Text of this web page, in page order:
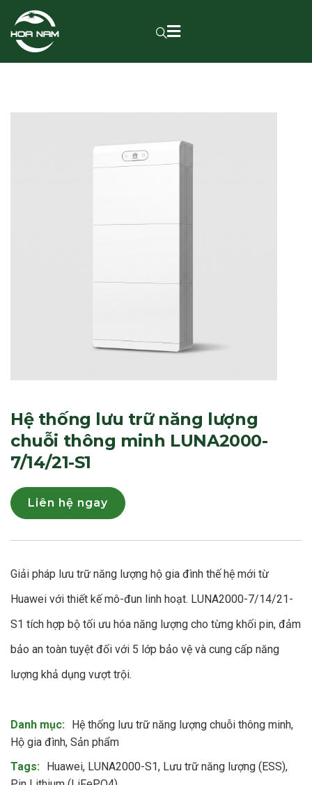
Hệ thống lưu trữ năng lượng
chuỗi thông minh LUNA2000-
7/14/21-S1
Liên hệ ngay
Giải pháp lưu trữ năng lượng hộ gia đình thế hệ mới từ
Huawei với thiết kế mô-đun linh hoạt. LUNA2000-7/14/21-
S1 tích hợp bộ tối ưu hóa năng lượng cho từng khối pin, đảm
bảo an toàn tuyệt đối với 5 lớp bảo vệ và cung cấp năng
lượng khả dụng vượt trội.
Danh mục: Hệ thống lưu trữ năng lượng chuỗi thông minh,
Hộ gia đình, Sản phẩm
Tags:
Huawei, LUNA2000-S1, Lưu trữ năng lượng (ESS),